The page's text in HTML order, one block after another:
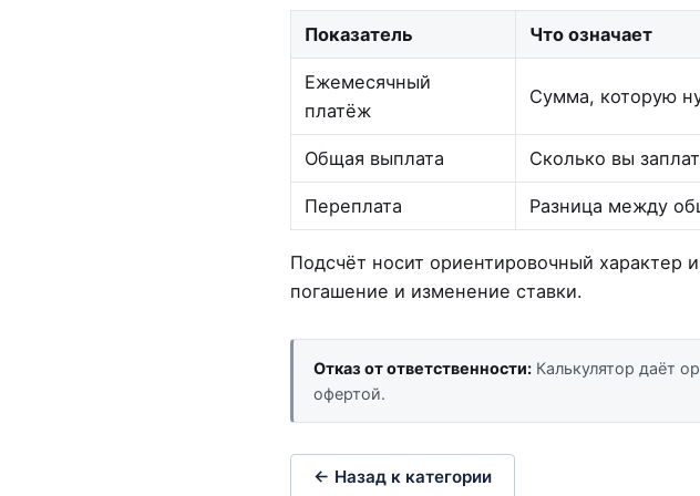
Показатель Что означает
Ежемесячный
платёж
Сумма, которую
Общая выплата Сколько вы
Переплата Разница между
Подсчёт носит ориентировочный характер
погашение и изменение ставки.
Отказ от ответственности: Калькулятор даёт
офертой.
← Назад к категории